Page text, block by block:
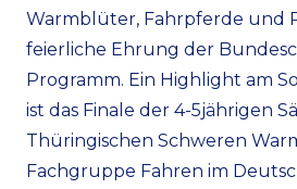
Warmblüter, Fahrpferde und
feierliche Ehrung der
Programm. Ein Highlight am
ist das Finale der 4-5jährigen
Thüringischen Schweren
Fachgruppe Fahren im